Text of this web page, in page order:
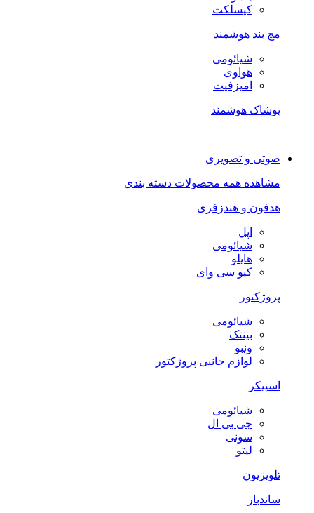
کیسلکت
مچ بند هوشمند
شیائومی
هواوی
امیزفیت
پوشاک هوشمند
صوتی و تصویری
مشاهده همه محصولات دسته بندی
هدفون و هندزفری
اپل
شیائومی
هایلو
کیو سی وای
پروژکتور
شیائومی
بینتک
ونبو
لوازم جانبی پروژکتور
اسپیکر
شیائومی
جی بی ال
سونی
لیتو
تلویزیون
ساندبار